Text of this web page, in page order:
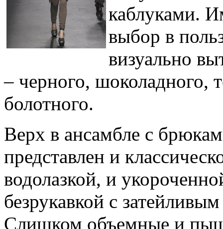
каблуками.
выбор в
визуально
– черного, шоколадного,
болотного.
Верх в ансамбле с
представлен и
водолазкой, и
безрукавкой с
Слишком объемные и